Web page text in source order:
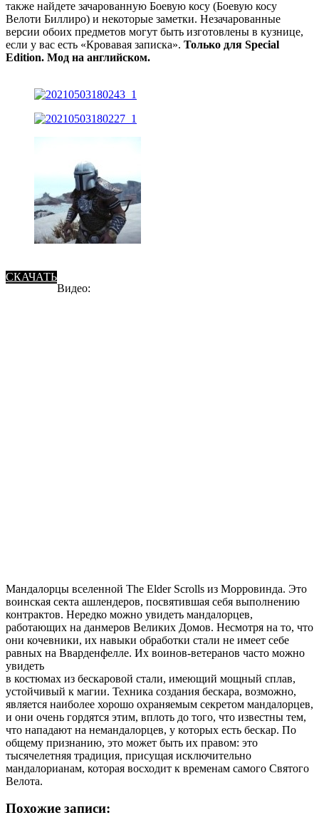
также найдете зачарованную Боевую косу (Боевую косу
Велоти Биллиро) и некоторые заметки. Незачарованные
версии обоих предметов могут быть изготовлены в кузнице,
если у вас есть «Кровавая записка». Только для Special
Edition. Мод на английском.
СКАЧАТЬ
Видео:
Мандалорцы вселенной The Elder Scrolls из Морровинда. Это
воинская секта ашлендеров, посвятившая себя выполнению
контрактов. Нередко можно увидеть мандалорцев,
работающих на данмеров Великих Домов. Несмотря на то, что
они кочевники, их навыки обработки стали не имеет себе
равных на Вварденфелле. Их воинов-ветеранов часто можно
увидеть
в костюмах из бескаровой стали, имеющий мощный сплав,
устойчивый к магии. Техника создания бескара, возможно,
является наиболее хорошо охраняемым секретом мандалорцев,
и они очень гордятся этим, вплоть до того, что известны тем,
что нападают на немандалорцев, у которых есть бескар. По
общему признанию, это может быть их правом: это
тысячелетняя традиция, присущая исключительно
мандалорианам, которая восходит к временам самого Святого
Велота.
Похожие записи: